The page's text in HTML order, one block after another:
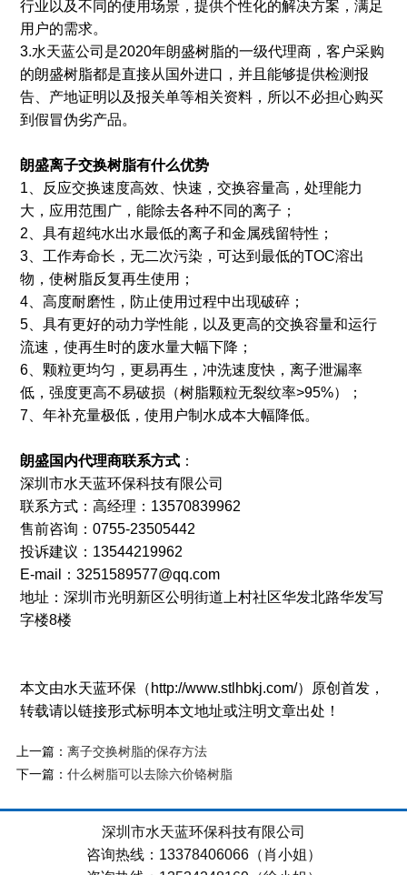
行业以及不同的使用场景，提供个性化的解决方案，满足
用户的需求。
3.水天蓝公司是2020年朗盛树脂的一级代理商，客户采购
的朗盛树脂都是直接从国外进口，并且能够提供检测报
告、产地证明以及报关单等相关资料，所以不必担心购买
到假冒伪劣产品。
朗盛离子交换树脂有什么优势
1、反应交换速度高效、快速，交换容量高，处理能力
大，应用范围广，能除去各种不同的离子；
2、具有超纯水出水最低的离子和金属残留特性；
3、工作寿命长，无二次污染，可达到最低的TOC溶出
物，使树脂反复再生使用；
4、高度耐磨性，防止使用过程中出现破碎；
5、具有更好的动力学性能，以及更高的交换容量和运行
流速，使再生时的废水量大幅下降；
6、颗粒更均匀，更易再生，冲洗速度快，离子泄漏率
低，强度更高不易破损（树脂颗粒无裂纹率>95%）；
7、年补充量极低，使用户制水成本大幅降低。
朗盛国内代理商联系方式：
深圳市水天蓝环保科技有限公司
联系方式：高经理：13570839962
售前咨询：0755-23505442
投诉建议：13544219962
E-mail：3251589577@qq.com
地址：深圳市光明新区公明街道上村社区华发北路华发写
字楼8楼
本文由水天蓝环保（http://www.stlhbkj.com/）原创首发，
转载请以链接形式标明本文地址或注明文章出处！
上一篇： 离子交换树脂的保存方法
下一篇： 什么树脂可以去除六价铬树脂
深圳市水天蓝环保科技有限公司
咨询热线：13378406066（肖小姐）